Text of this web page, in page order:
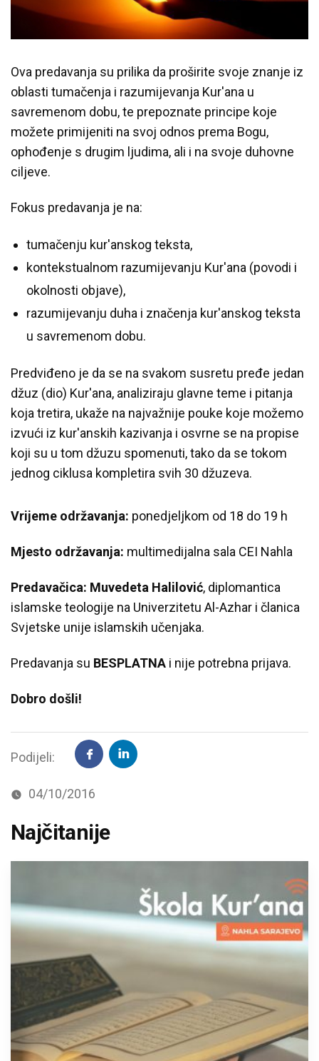
Ova predavanja su prilika da proširite svoje znanje iz
oblasti tumačenja i razumijevanja Kur'ana u
savremenom dobu, te prepoznate principe koje
možete primijeniti na svoj odnos prema Bogu,
ophođenje s drugim ljudima, ali i na svoje duhovne
ciljeve.
Fokus predavanja je na:
tumačenju kur'anskog teksta,
kontekstualnom razumijevanju Kur'ana (povodi i
okolnosti objave),
razumijevanju duha i značenja kur'anskog teksta
u savremenom dobu.
Predviđeno je da se na svakom susretu pređe jedan
džuz (dio) Kur'ana, analiziraju glavne teme i pitanja
koja tretira, ukaže na najvažnije pouke koje možemo
izvući iz kur'anskih kazivanja i osvrne se na propise
koji su u tom džuzu spomenuti, tako da se tokom
jednog ciklusa kompletira svih 30 džuzeva.
Vrijeme održavanja: ponedjeljkom od 18 do 19 h
Mjesto održavanja: multimedijalna sala CEI Nahla
Predavačica: Muvedeta Halilović, diplomantica
islamske teologije na Univerzitetu Al-Azhar i članica
Svjetske unije islamskih učenjaka.
Predavanja su BESPLATNA i nije potrebna prijava.
Dobro došli!
Podijeli:
04/10/2016
Najčitanije